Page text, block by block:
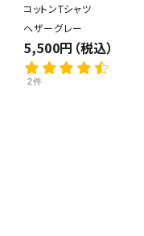
コットンTシャツ
ヘザーグレー
5,500円（税込）
2件